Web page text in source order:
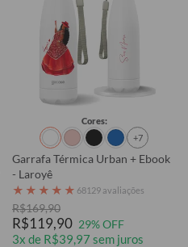
Cores:
+7
Garrafa Térmica Urban + Ebook
- Laroyê
★ ★ ★ ★ ★ 68129 avaliações
R$169,90
R$119,90 29% OFF
3x de R$39,97 sem juros